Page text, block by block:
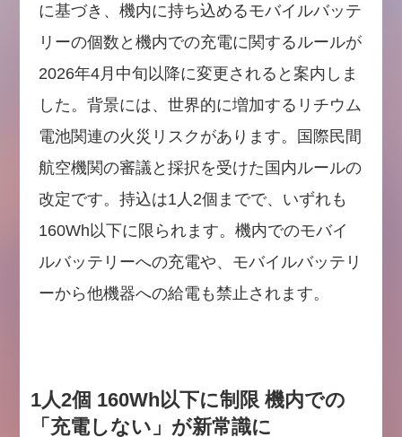
に基づき、機内に持ち込めるモバイルバッテ
リーの個数と機内での充電に関するルールが
2026年4月中旬以降に変更されると案内しま
した。背景には、世界的に増加するリチウム
電池関連の火災リスクがあります。国際民間
航空機関の審議と採択を受けた国内ルールの
改定です。持込は1人2個までで、いずれも
160Wh以下に限られます。機内でのモバイ
ルバッテリーへの充電や、モバイルバッテリ
ーから他機器への給電も禁止されます。
1人2個 160Wh以下に制限 機内での
「充電しない」が新常識に